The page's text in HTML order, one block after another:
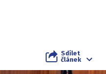
Sdílet
článek